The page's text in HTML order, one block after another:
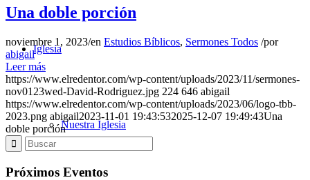
Iglesia
Nuestra Iglesia
Una doble porción
noviembre 1, 2023/en Estudios Bíblicos, Sermones Todos /por
abigail
Leer más
https://www.elredentor.com/wp-content/uploads/2023/11/sermones-
nov0123wed-David-Rodriguez.jpg 224 646 abigail
https://www.elredentor.com/wp-content/uploads/2023/06/logo-tbb-
2023.png abigail2023-11-01 19:43:532025-12-07 19:49:43Una
doble porción
Próximos Eventos